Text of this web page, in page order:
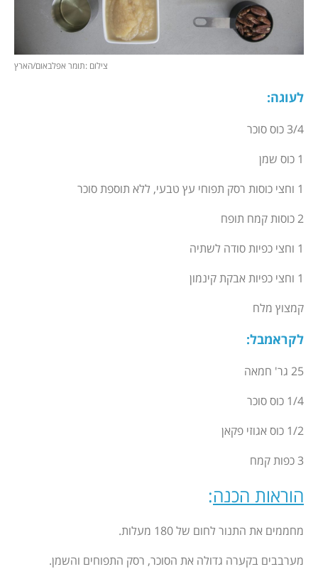
צילום :תומר אפלבאום/הארץ
לעוגה:
3/4 כוס סוכר
1 כוס שמן
1 וחצי כוסות רסק תפוחי עץ טבעי, ללא תוספת סוכר
2 כוסות קמח תופח
1 וחצי כפיות סודה לשתיה
1 וחצי כפיות אבקת קינמון
קמצוץ מלח
לקראמבל:
25 גר' חמאה
1/4 כוס סוכר
1/2 כוס אגוזי פקאן
3 כפות קמח
הוראות הכנה:
מחממים את התנור לחום של 180 מעלות.
מערבבים בקערה גדולה את הסוכר, רסק התפוחים והשמן.